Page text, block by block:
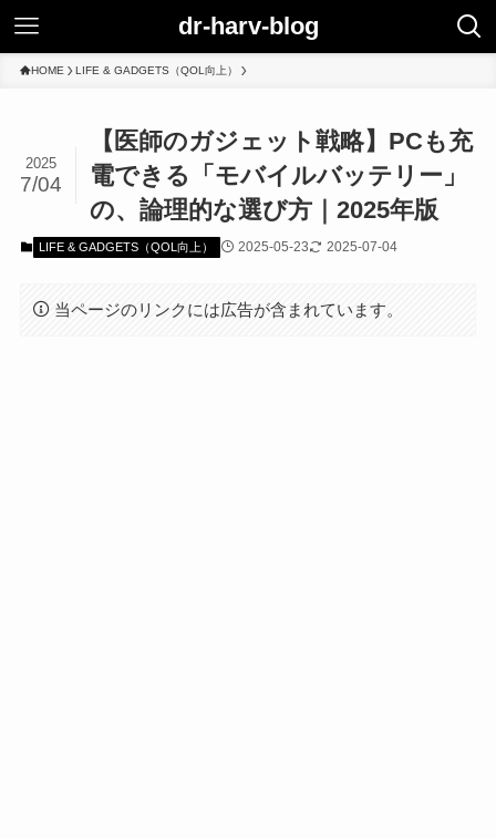
dr-harv-blog
HOME LIFE & GADGETS（QOL向上）
【医師のガジェット戦略】PCも充
電できる「モバイルバッテリー」
の、論理的な選び方｜2025年版
2025
7/04
LIFE & GADGETS（QOL向上） 2025-05-23 2025-07-04
当ページのリンクには広告が含まれています。